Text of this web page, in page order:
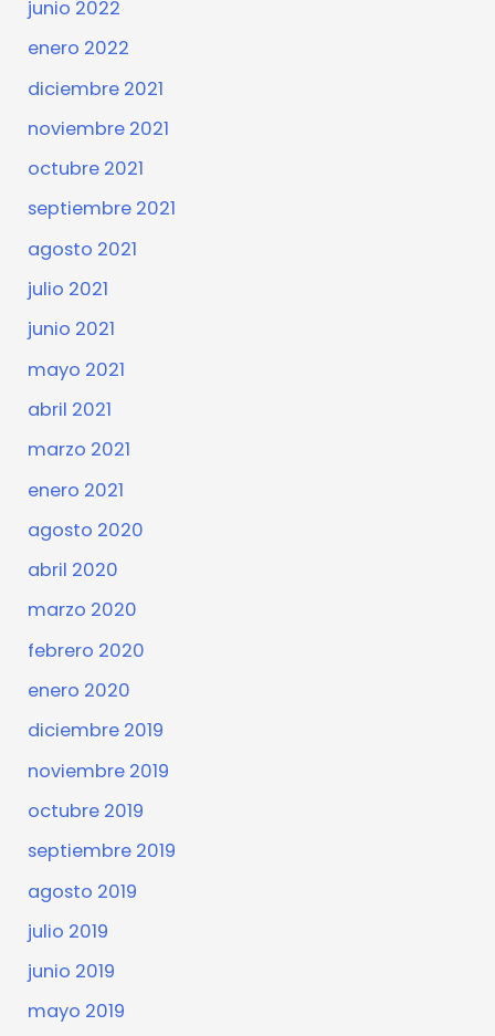
junio 2022
enero 2022
diciembre 2021
noviembre 2021
octubre 2021
septiembre 2021
agosto 2021
julio 2021
junio 2021
mayo 2021
abril 2021
marzo 2021
enero 2021
agosto 2020
abril 2020
marzo 2020
febrero 2020
enero 2020
diciembre 2019
noviembre 2019
octubre 2019
septiembre 2019
agosto 2019
julio 2019
junio 2019
mayo 2019